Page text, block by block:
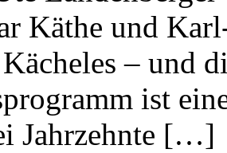
Käthe und
Kächeles – und
ist
Jahrzehnte […]